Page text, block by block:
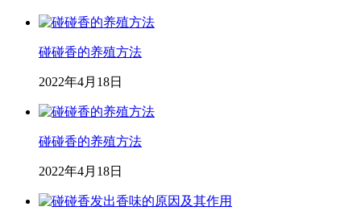
碰碰香的养殖方法
2022年4月18日
碰碰香的养殖方法
2022年4月18日